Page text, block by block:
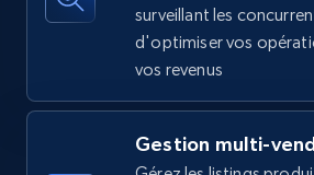
Specifications, Image urls, Top
more.
surveillant les
d'optimiser vos
vos revenus
Gestion multi-